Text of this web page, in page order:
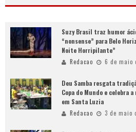
Suzy Brasil traz humor
“nonsense” para Belo
Noite Horripilante”
Redacao 6 de maio
Deu Samba resgata
Copa do Mundo e celebra
em Santa Luzia
Redacao 3 de maio